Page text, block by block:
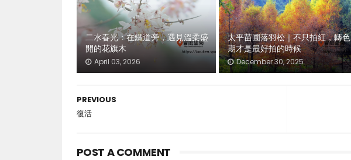
二水春光：在鐵道旁，遇見溫柔盛
開的花旗木
April 03, 2026
太平苗圃落羽松｜不只拍紅，轉色
期才是最好拍的時候
December 30, 2025
PREVIOUS
復活
POST A COMMENT